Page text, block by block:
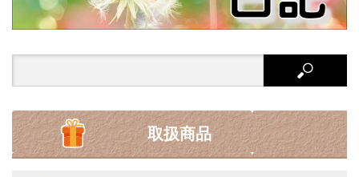
取扱商品